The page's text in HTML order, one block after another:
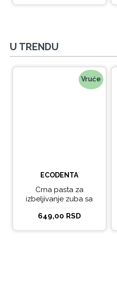
U TRENDU
Vruće
ECODENTA
Crna pasta za
izbeljivanje zuba sa
ukusom narandže
Ecodenta 100 ml
649,00 RSD